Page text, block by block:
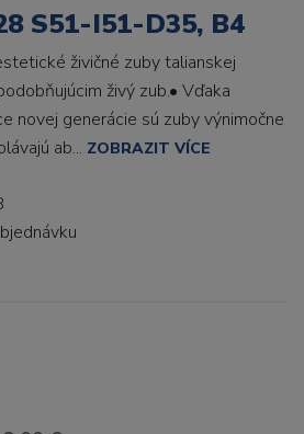
S51-I51-D35, B4
živičné zuby talianskej
živý zub.• Vďaka
novej generácie sú zuby výnimočne
ab... ZOBRAZIT VÍCE